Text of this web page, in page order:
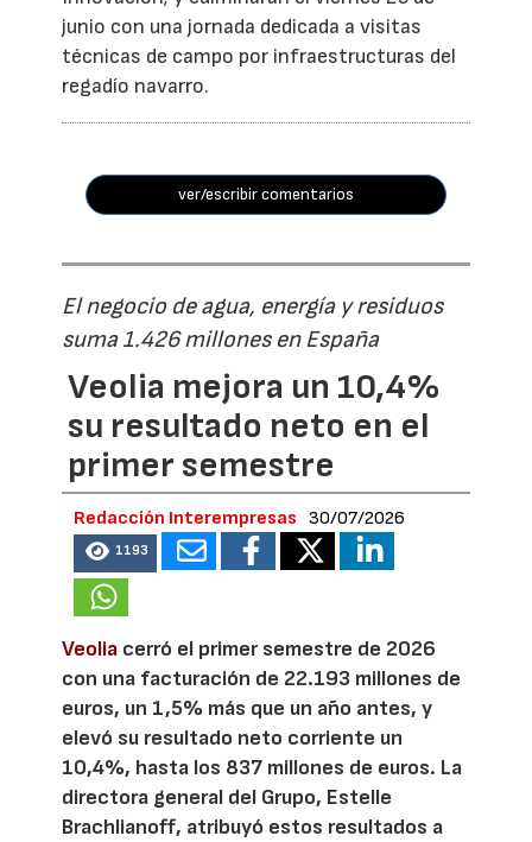
junio con una jornada dedicada a visitas
técnicas de campo por infraestructuras del
regadío navarro.
ver/escribir comentarios
El negocio de agua, energía y residuos
suma 1.426 millones en España
Veolia mejora un 10,4%
su resultado neto en el
primer semestre
Redacción Interempresas 30/07/2026
1193
Veolia cerró el primer semestre de 2026
con una facturación de 22.193 millones de
euros, un 1,5% más que un año antes, y
elevó su resultado neto corriente un
10,4%, hasta los 837 millones de euros. La
directora general del Grupo, Estelle
Brachlianoff, atribuyó estos resultados a